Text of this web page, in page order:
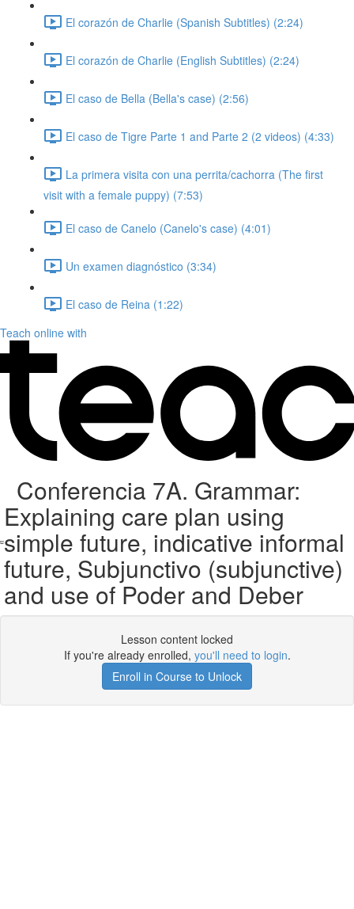
El corazón de Charlie (Spanish Subtitles) (2:24)
El corazón de Charlie (English Subtitles) (2:24)
El caso de Bella (Bella's case) (2:56)
El caso de Tigre Parte 1 and Parte 2 (2 videos) (4:33)
La primera visita con una perrita/cachorra (The first
visit with a female puppy) (7:53)
El caso de Canelo (Canelo's case) (4:01)
Un examen diagnóstico (3:34)
El caso de Reina (1:22)
Teach online with
Conferencia 7A. Grammar:
Explaining care plan using
simple future, indicative informal
future, Subjunctivo (subjunctive)
and use of Poder and Deber
Lesson content locked
If you're already enrolled, you'll need to login.
Enroll in Course to Unlock